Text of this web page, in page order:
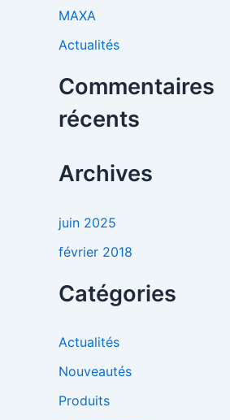
MAXA
Actualités
Commentaires
récents
Archives
juin 2025
février 2018
Catégories
Actualités
Nouveautés
Produits